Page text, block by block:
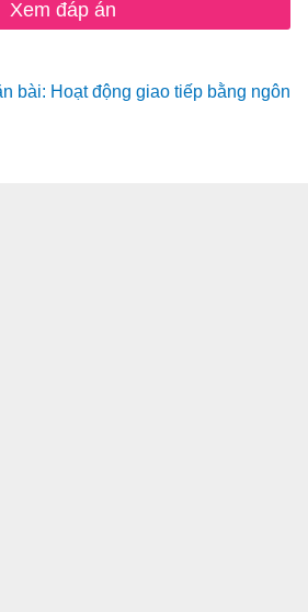
Xem đáp án
bài: Hoạt động giao tiếp bằng ngôn